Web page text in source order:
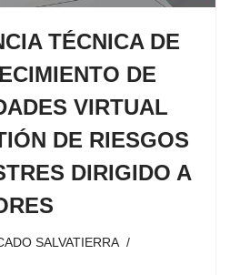
TÉCNICA DE
DE
VIRTUAL
DE RIESGOS
DIRIGIDO A
SALVATIERRA